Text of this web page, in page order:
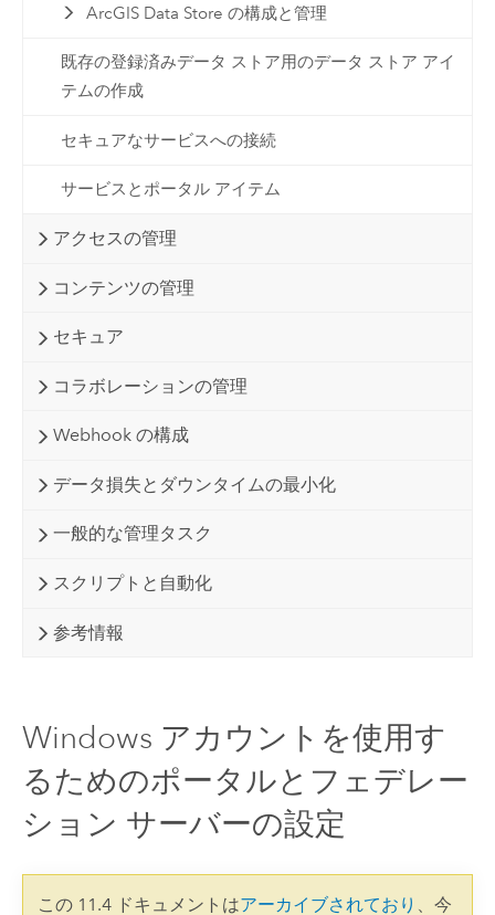
ArcGIS Data Store の構成と管理
既存の登録済みデータ ストア用のデータ ストア アイ
テムの作成
セキュアなサービスへの接続
サービスとポータル アイテム
アクセスの管理
コンテンツの管理
セキュア
コラボレーションの管理
Webhook の構成
データ損失とダウンタイムの最小化
一般的な管理タスク
スクリプトと自動化
参考情報
Windows アカウントを使用す
るためのポータルとフェデレー
ション サーバーの設定
この 11.4 ドキュメントはアーカイブされており
、今